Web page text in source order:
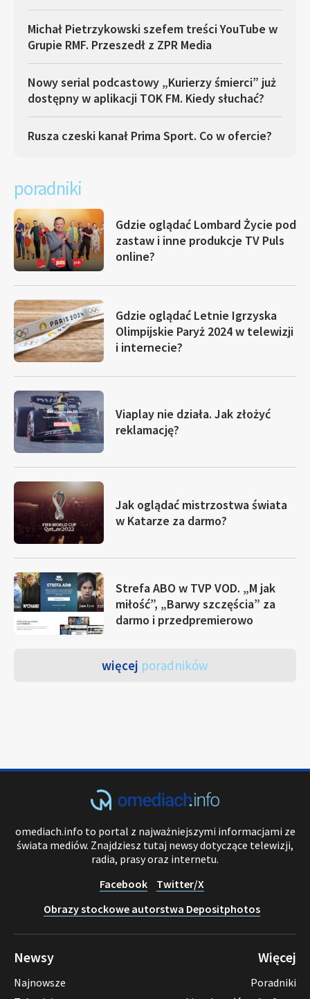
Michał Pietrzykowski szefem treści YouTube w
Grupie RMF. Przeszedł z ZPR Media
Nowy serial podcastowy „Kurierzy śmierci” już
dostępny w aplikacji TOK FM. Kiedy słuchać?
Rusza czeski kanał Prima Sport. Co w ofercie?
poradniki
Gdzie oglądać Lombard Życie pod
zastaw i inne produkcje TV Puls
online?
Gdzie oglądać Letnie Igrzyska
Olimpijskie Paryż 2024 w telewizji
i internecie?
Viaplay nie działa. Jak złożyć
reklamację?
Jak oglądać mistrzostwa świata
w Katarze za darmo?
Strefa ABO w TVP VOD. „M jak
miłość”, „Barwy szczęścia” za
darmo i przedpremierowo
więcej poradników
omediach.info to portal z najważniejszymi informacjami ze
świata mediów. Znajdziesz tutaj newsy dotyczące telewizji,
radia, prasy oraz internetu.
Facebook
Twitter/X
Obrazy stockowe autorstwa Depositphotos
Newsy
Najnowsze
Więcej
Poradniki